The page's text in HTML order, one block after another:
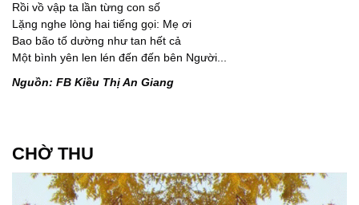
Rồi vồ vập ta lần từng con số
Lặng nghe lòng hai tiếng gọi: Mẹ ơi
Bao bão tố dường như tan hết cả
Một bình yên len lén đến đến bên Người...
Nguồn: FB Kiều Thị An Giang
CHỜ THU